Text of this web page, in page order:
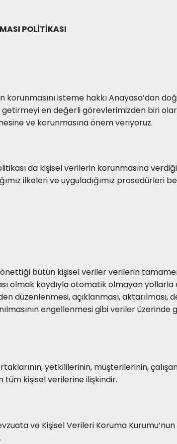
POLİTİKASI
korunmasını isteme hakkı Anayasa’dan
en değerli görevlerimizden biri
ve korunmasına önem veriyoruz.
da kişisel verilerin korunmasına
ilkeleri ve uyguladığımız prosedürleri
bütün kişisel veriler verilerin
olmak kaydıyla otomatik olmayan yollarla
düzenlenmesi, açıklanması, aktarılması,
engellenmesi gibi veriler
yetkililerinin, müşterilerinin,
tüm kişisel verilerine ilişkindir.
ve Kişisel Verileri Koruma